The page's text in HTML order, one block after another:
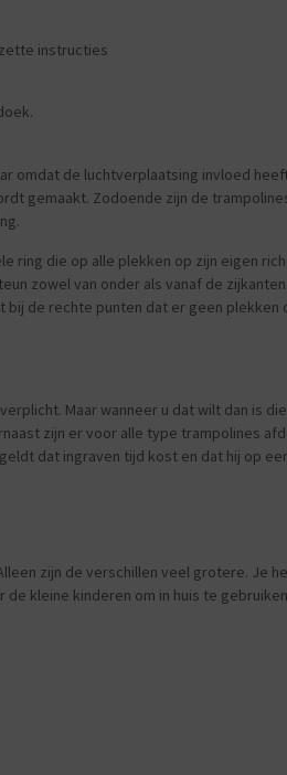
instructies
omdat de luchtverplaatsing invloed
gemaakt. Zodoende zijn de
ring die op alle plekken op zijn eigen
zowel van onder als vanaf de
de rechte punten dat er geen
Maar wanneer u dat wilt dan is
zijn er voor alle type trampolines
dat ingraven tijd kost en dat hij op
zijn de verschillen veel grotere. Je
kleine kinderen om in huis te